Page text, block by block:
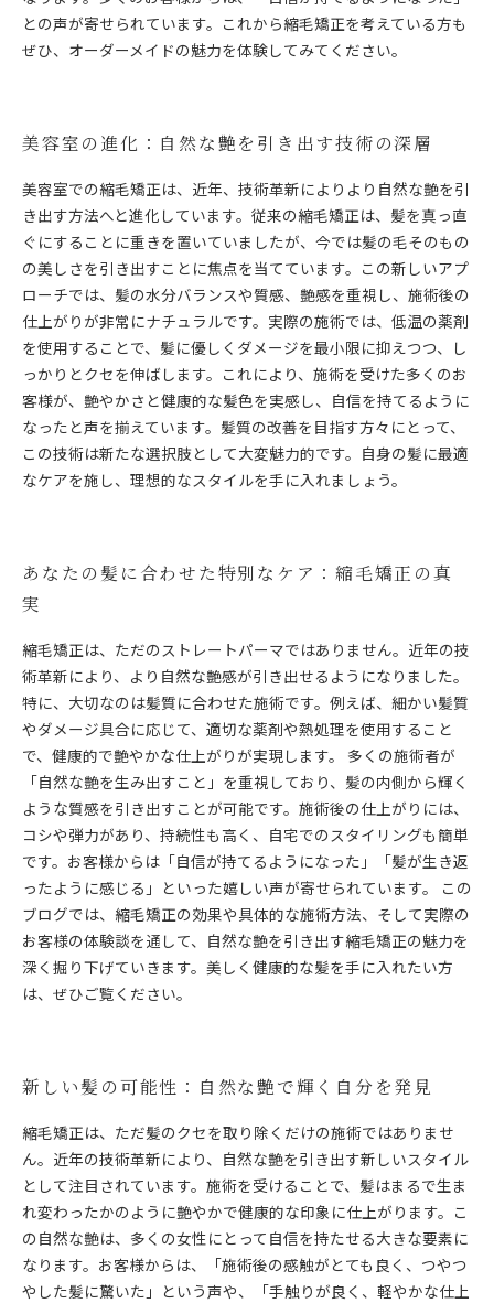
との声が寄せられています。これから縮毛矯正を考えている方も
ぜひ、オーダーメイドの魅力を体験してみてください。
美容室の進化：自然な艶を引き出す技術の深層
美容室での縮毛矯正は、近年、技術革新によりより自然な艶を引
き出す方法へと進化しています。従来の縮毛矯正は、髪を真っ直
ぐにすることに重きを置いていましたが、今では髪の毛そのもの
の美しさを引き出すことに焦点を当てています。この新しいアプ
ローチでは、髪の水分バランスや質感、艶感を重視し、施術後の
仕上がりが非常にナチュラルです。実際の施術では、低温の薬剤
を使用することで、髪に優しくダメージを最小限に抑えつつ、し
っかりとクセを伸ばします。これにより、施術を受けた多くのお
客様が、艶やかさと健康的な髪色を実感し、自信を持てるように
なったと声を揃えています。髪質の改善を目指す方々にとって、
この技術は新たな選択肢として大変魅力的です。自身の髪に最適
なケアを施し、理想的なスタイルを手に入れましょう。
あなたの髪に合わせた特別なケア：縮毛矯正の真
実
縮毛矯正は、ただのストレートパーマではありません。近年の技
術革新により、より自然な艶感が引き出せるようになりました。
特に、大切なのは髪質に合わせた施術です。例えば、細かい髪質
やダメージ具合に応じて、適切な薬剤や熱処理を使用すること
で、健康的で艶やかな仕上がりが実現します。 多くの施術者が
「自然な艶を生み出すこと」を重視しており、髪の内側から輝く
ような質感を引き出すことが可能です。施術後の仕上がりには、
コシや弾力があり、持続性も高く、自宅でのスタイリングも簡単
です。お客様からは「自信が持てるようになった」「髪が生き返
ったように感じる」といった嬉しい声が寄せられています。 この
ブログでは、縮毛矯正の効果や具体的な施術方法、そして実際の
お客様の体験談を通して、自然な艶を引き出す縮毛矯正の魅力を
深く掘り下げていきます。美しく健康的な髪を手に入れたい方
は、ぜひご覧ください。
新しい髪の可能性：自然な艶で輝く自分を発見
縮毛矯正は、ただ髪のクセを取り除くだけの施術ではありませ
ん。近年の技術革新により、自然な艶を引き出す新しいスタイル
として注目されています。施術を受けることで、髪はまるで生ま
れ変わったかのように艶やかで健康的な印象に仕上がります。こ
の自然な艶は、多くの女性にとって自信を持たせる大きな要素に
なります。お客様からは、「施術後の感触がとても良く、つやつ
やした髪に驚いた」という声や、「手触りが良く、軽やかな仕上